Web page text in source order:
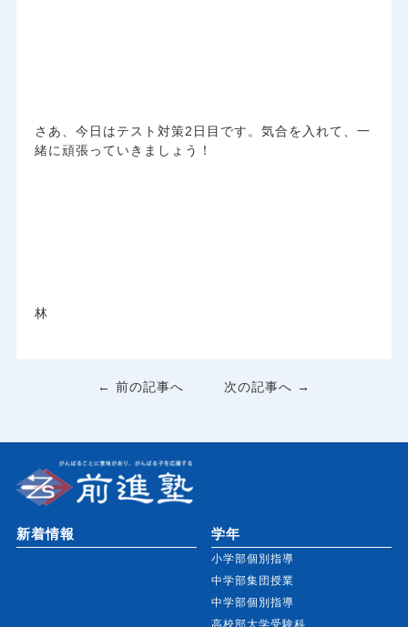
さあ、今日はテスト対策2日目です。気合を入れて、一
緒に頑張っていきましょう！
林
← 前の記事へ 次の記事へ →
新着情報 学年
小学部個別指導
中学部集団授業
中学部個別指導
高校部大学受験科